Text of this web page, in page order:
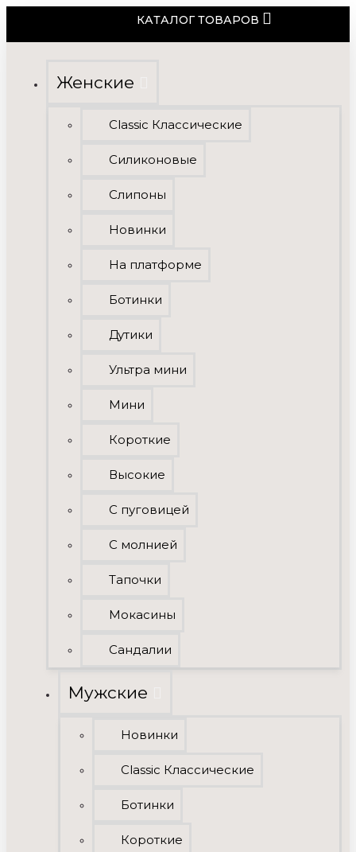
КАТАЛОГ ТОВАРОВ
Женские
Classic Классические
Силиконовые
Слипоны
Новинки
На платформе
Ботинки
Дутики
Ультра мини
Мини
Короткие
Высокие
C пуговицей
С молнией
Тапочки
Мокасины
Сандалии
Мужские
Новинки
Classic Классические
Ботинки
Короткие